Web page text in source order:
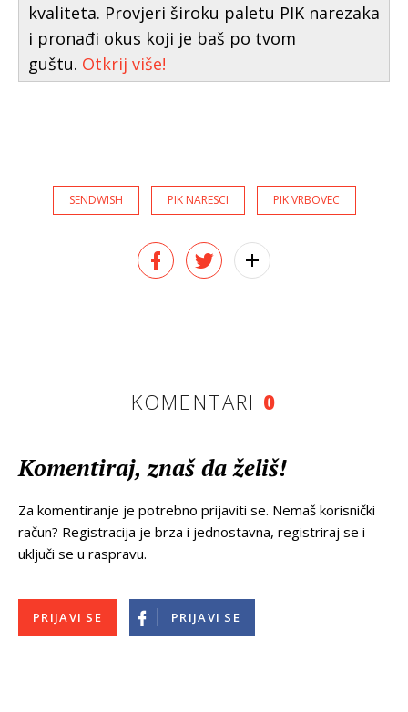
kvaliteta. Provjeri široku paletu PIK narezaka
i pronađi okus koji je baš po tvom
guštu. Otkrij više!
SENDWISH PIK NARESCI PIK VRBOVEC
KOMENTARI 0
Komentiraj, znaš da želiš!
Za komentiranje je potrebno prijaviti se. Nemaš korisnički
račun? Registracija je brza i jednostavna, registriraj se i
uključi se u raspravu.
PRIJAVI SE PRIJAVI SE